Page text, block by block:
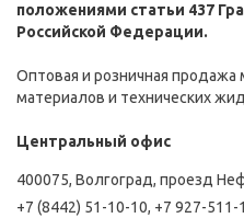
положениями статьи 437
Российской Федерации.
Оптовая и розничная
материалов и технических
Центральный офис
400075, Волгоград, проезд
+7 (8442) 51-10-10, +7 927-511-